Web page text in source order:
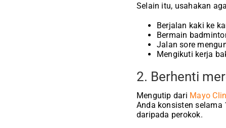
Selain itu, usahakan
Berjalan kaki ke
Bermain
Jalan sore
Mengikuti kerja
2. Berhenti
Mengutip dari Mayo
Anda konsisten selama
daripada perokok.